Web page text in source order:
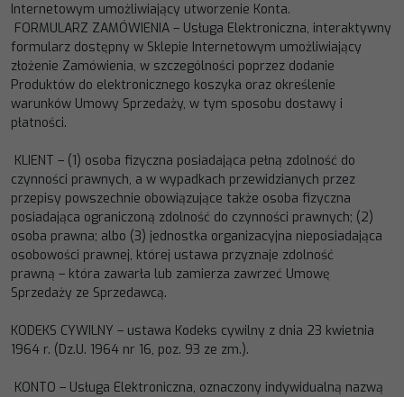
Internetowym umożliwiający utworzenie Konta.
FORMULARZ ZAMÓWIENIA – Usługa Elektroniczna, interaktywny
formularz dostępny w Sklepie Internetowym umożliwiający
złożenie Zamówienia, w szczególności poprzez dodanie
Produktów do elektronicznego koszyka oraz określenie
warunków Umowy Sprzedaży, w tym sposobu dostawy i
płatności.
KLIENT – (1) osoba fizyczna posiadająca pełną zdolność do
czynności prawnych, a w wypadkach przewidzianych przez
przepisy powszechnie obowiązujące także osoba fizyczna
posiadająca ograniczoną zdolność do czynności prawnych; (2)
osoba prawna; albo (3) jednostka organizacyjna nieposiadająca
osobowości prawnej, której ustawa przyznaje zdolność
prawną – która zawarła lub zamierza zawrzeć Umowę
Sprzedaży ze Sprzedawcą.
KODEKS CYWILNY – ustawa Kodeks cywilny z dnia 23 kwietnia
1964 r. (Dz.U. 1964 nr 16, poz. 93 ze zm.).
KONTO – Usługa Elektroniczna, oznaczony indywidualną nazwą